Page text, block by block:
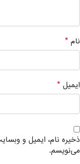
نام *
ایمیل *
ذخیره نام، ایمیل و
می‌نویسم.